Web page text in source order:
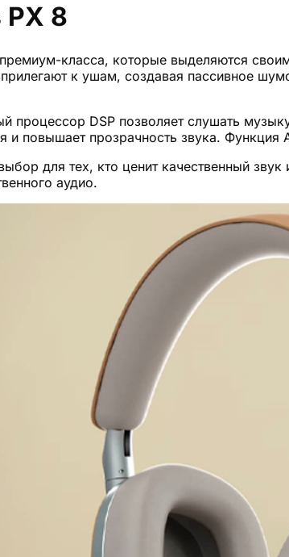
8
класса, которые выделяются
к ушам, создавая пассивное
процессор DSP позволяет слушать
и повышает прозрачность звука.
для тех, кто ценит качественный
аудио.